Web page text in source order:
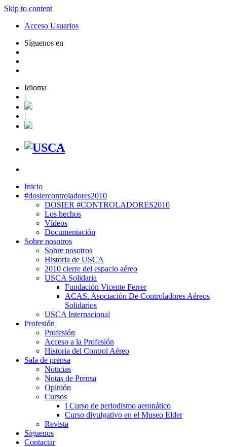
Skip to content
Acceso Usuarios
Síguenos en
Idioma
|
|
Inicio
#dosiercontroladores2010
DOSIER #CONTROLADORES2010
Los hechos
Vídeos
Documentación
Sobre nosotros
Sobre nosotros
Historia de USCA
2010 cierre del espacio aéreo
USCA Solidaria
Fundación Vicente Ferrer
ACAS. Asociación De Controladores Aéreos
Solidarios
USCA Internacional
Profesión
Profesión
Acceso a la Profesión
Historia del Control Aéreo
Sala de prensa
Noticias
Notas de Prensa
Opinión
Cursos
I Curso de periodismo aeronático
Curso divulgativo en el Museo Elder
Revista
Síguenos
Contactar